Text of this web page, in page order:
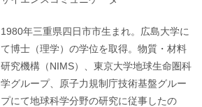
1980年三重県四日市市生まれ。広島大学に
て博士（理学）の学位を取得。物質・材料
研究機構（NIMS）、東京大学地球生命圏科
学グループ、原子力規制庁技術基盤グルー
プにて地球科学分野の研究に従事したの